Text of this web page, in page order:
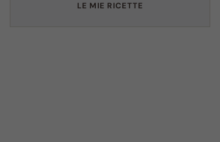
LE MIE RICETTE